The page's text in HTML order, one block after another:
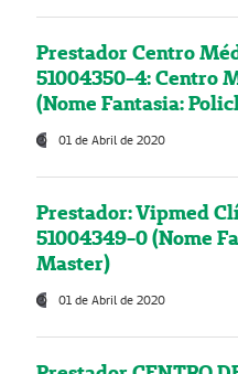
Prestador Centro
51004350-4: Centro
(Nome Fantasia:
01 de Abril de 2020
Prestador: Vipmed
51004349-0 (Nome
Master)
01 de Abril de 2020